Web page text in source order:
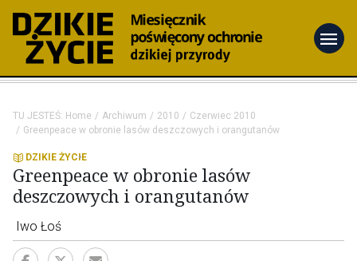
menu
TU JESTEŚ: Home Archiwum 2010
Czerwiec 2010
Greenpeace w obronie lasów deszczowych i orangutanów
DZIKIE ŻYCIE
Greenpeace w obronie lasów
deszczowych i orangutanów
Iwo Łoś